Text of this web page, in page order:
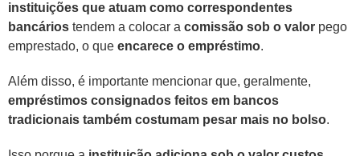
instituições que atuam como correspondentes
bancários tendem a colocar a comissão sob o valor pego
emprestado, o que encarece o empréstimo.
Além disso, é importante mencionar que, geralmente,
empréstimos consignados feitos em bancos
tradicionais também costumam pesar mais no bolso.